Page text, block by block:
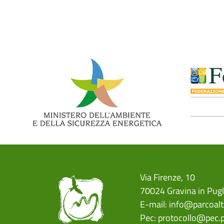
Via Firenze, 10
70024 Gravina in
E-mail:
Pec: